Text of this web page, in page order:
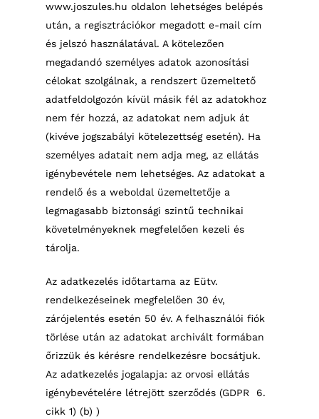
www.joszules.hu oldalon lehetséges belépés
után, a regisztrációkor megadott e-mail cím
és jelszó használatával. A kötelezően
megadandó személyes adatok azonosítási
célokat szolgálnak, a rendszert üzemeltető
adatfeldolgozón kívül másik fél az adatokhoz
nem fér hozzá, az adatokat nem adjuk át
(kivéve jogszabályi kötelezettség esetén). Ha
személyes adatait nem adja meg, az ellátás
igénybevétele nem lehetséges. Az adatokat a
rendelő és a weboldal üzemeltetője a
legmagasabb biztonsági szintű technikai
követelményeknek megfelelően kezeli és
tárolja.
Az adatkezelés időtartama az Eütv.
rendelkezéseinek megfelelően 30 év,
zárójelentés esetén 50 év. A felhasználói fiók
törlése után az adatokat archivált formában
őrizzük és kérésre rendelkezésre bocsátjuk.
Az adatkezelés jogalapja: az orvosi ellátás
igénybevételére létrejött szerződés (GDPR
6.
cikk 1) (b) )